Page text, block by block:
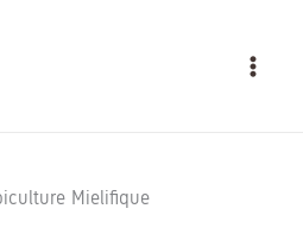
Mielifique